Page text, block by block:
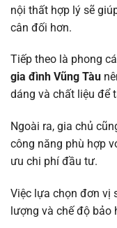
nội thất hợp lý sẽ
cân đối hơn.
Tiếp theo là phong
gia đình Vũng Tàu
dáng và chất liệu để
Ngoài ra, gia chủ
công năng phù hợp
ưu chi phí đầu tư.
Việc lựa chọn đơn vị
lượng và chế độ bảo